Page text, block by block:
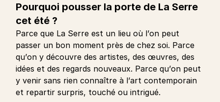
Pourquoi pousser la porte de La Serre
cet été ?
Parce que La Serre est un lieu où l’on peut
passer un bon moment près de chez soi. Parce
qu’on y découvre des artistes, des œuvres, des
idées et des regards nouveaux. Parce qu’on peut
y venir sans rien connaître à l’art contemporain
et repartir surpris, touché ou intrigué.